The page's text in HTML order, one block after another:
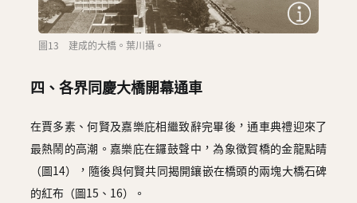
圖13 建成的大橋。葉川攝。
四、各界同慶大橋開幕通車
在賈多素、何賢及嘉樂庇相繼致辭完畢後，通車典禮迎來了
最熱鬧的高潮。嘉樂庇在鑼鼓聲中，為象徵賀橋的金龍點睛
（圖14），隨後與何賢共同揭開鑲嵌在橋頭的兩塊大橋石碑
的紅布（圖15、16）。